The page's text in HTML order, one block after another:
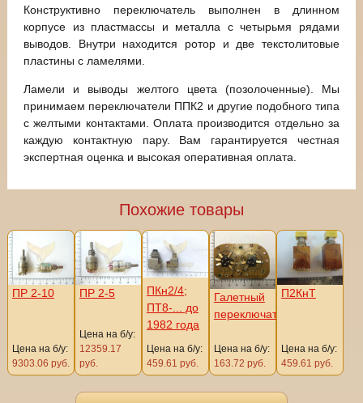
Конструктивно переключатель выполнен в длинном
корпусе из пластмассы и металла с четырьмя рядами
выводов. Внутри находится ротор и две текстолитовые
пластины с ламелями.
Ламели и выводы желтого цвета (позолоченные). Мы
принимаем переключатели ППК2 и другие подобного типа
с желтыми контактами. Оплата производится отдельно за
каждую контактную пару. Вам гарантируется честная
экспертная оценка и высокая оперативная оплата.
Похожие товары
ПР 2-10
Цена на б/у:
9303.06 руб.
ПР 2-5
Цена на б/у:
12359.17
руб.
ПКн2/4;
ПТ8-... до
1982 года
Цена на б/у:
459.61 руб.
Галетный
переключатель
Цена на б/у:
163.72 руб.
П2КнТ
Цена на б/у:
459.61 руб.